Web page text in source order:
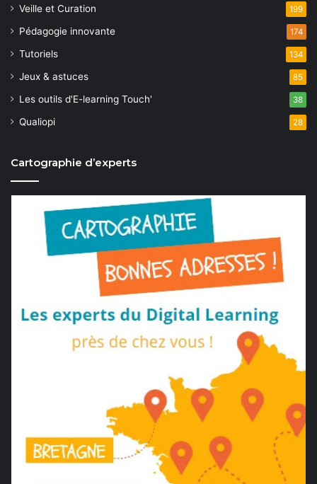
Veille et Curation 199
Pédagogie innovante 174
Tutoriels 134
Jeux & astuces 85
Les outils d'E-learning Touch' 38
Qualiopi 28
Cartographie d’experts